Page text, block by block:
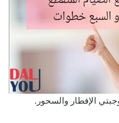
الإفطار والسحور.